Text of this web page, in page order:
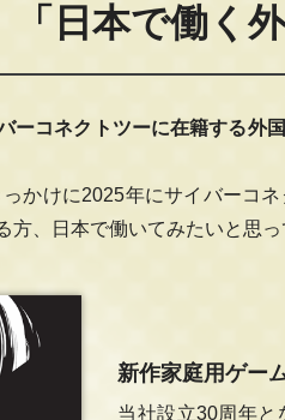
「日本で働く
ーコネクトツーに在籍する外
かけに2025年にサイバーコ
方、日本で働いてみたいと思
新作家庭用ゲー
当社設立30周年と